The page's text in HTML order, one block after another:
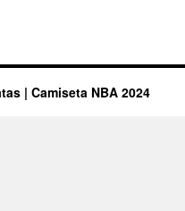
| Camiseta NBA 2024